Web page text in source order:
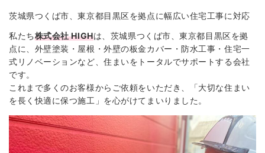
茨城県つくば市、東京都目黒区を拠点に幅広い住宅工事に対応
私たち株式会社 HIGHは、茨城県つくば市、東京都目黒区を拠
点に、外壁塗装・屋根・外壁の板金カバー・防水工事・住宅一
式リノベーションなど、住まいをトータルでサポートする会社
です。
これまで多くのお客様からご依頼をいただき、「大切な住まい
を長く快適に保つ施工」を心がけてまいりました。